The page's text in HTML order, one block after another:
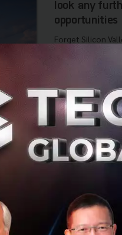
look any
opportunities
Forget Silicon
23
Tech & Biz Tech &
Asia IoT เปิด
ยังตามหลังด้านก
โปรแกรมธุรกิจชั้นน
เชี่ยวชาญด้านธุรกิ
เอเชียตะวันออกเฉี